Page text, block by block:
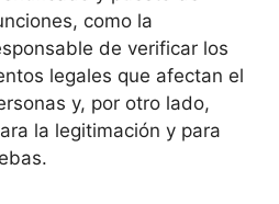
como la
de verificar los
legales que afectan el
y, por otro lado,
la legitimación y para